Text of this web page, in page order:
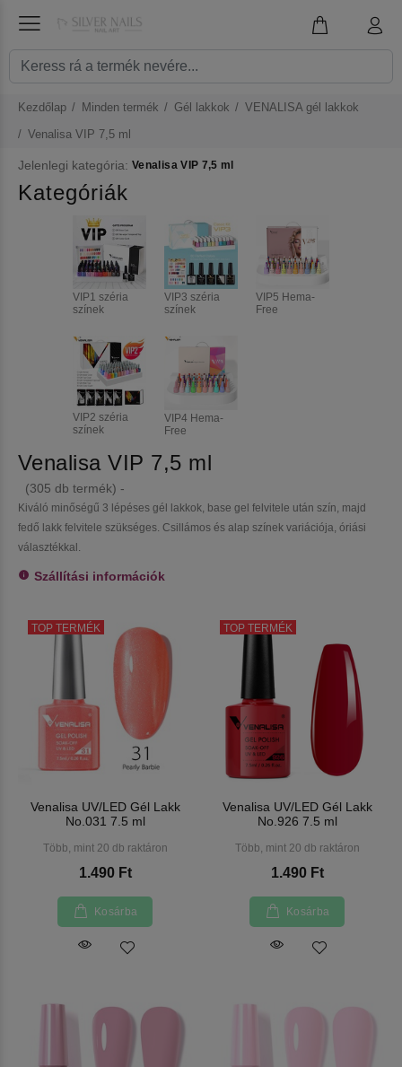
Kezdőlap Minden termék Gél lakkok
VENALISA gél lakkok
Venalisa VIP 7,5 ml
Jelenlegi kategória: Venalisa VIP 7,5 ml
Kategóriák
VIP1 széria
színek
VIP2 széria
színek
VIP3 széria
színek
VIP4 Hema-
Free
VIP5 Hema-
Free
Venalisa VIP 7,5 ml
(305 db termék) -
Kiváló minőségű 3 lépéses gél lakkok, base gel felvitele után szín, majd
fedő lakk felvitele szükséges. Csillámos és alap színek variációja, óriási
választékkal.
Szállítási információk
TOP TERMÉK
Venalisa UV/LED Gél Lakk
No.031 7.5 ml
Több, mint 20 db raktáron
1.490 Ft
Kosárba
TOP TERMÉK
Venalisa UV/LED Gél Lakk
No.926 7.5 ml
Több, mint 20 db raktáron
1.490 Ft
Kosárba